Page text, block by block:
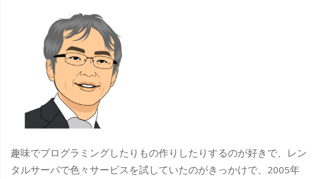
て
き
ま
し
趣味でプログラミングしたりもの作りしたりするのが好きで、レン
タルサーバで色々サービスを試していたのがきっかけで、2005年